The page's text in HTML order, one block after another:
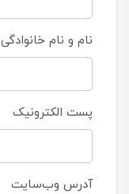
نام و نام خانوادگی
پست الکترونیک
آدرس وب‌سایت